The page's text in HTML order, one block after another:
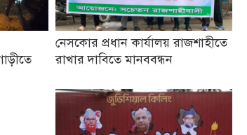
নেসকোর প্রধান কার্যালয় রাজশাহীতে
রাখার দাবিতে মানববন্ধন